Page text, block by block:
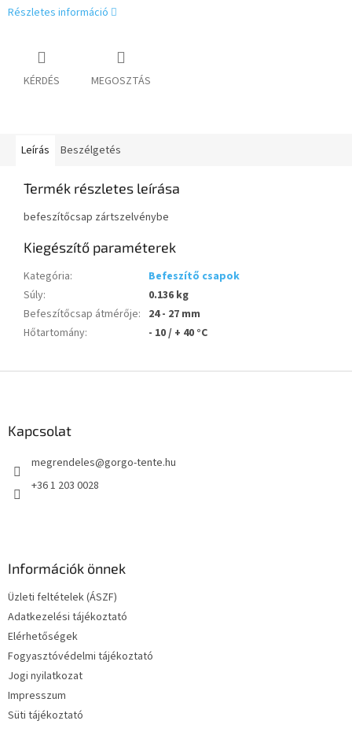
Részletes információ
KÉRDÉS MEGOSZTÁS
Leírás Beszélgetés
Termék részletes leírása
befeszítőcsap zártszelvénybe
Kiegészítő paraméterek
Kategória:
Befeszítő csapok
Súly:
0.136 kg
Befeszítőcsap átmérője: 24 - 27 mm
Hőtartomány: - 10 / + 40 °C
Kapcsolat
megrendeles@gorgo-tente.hu
+36 1 203 0028
Információk önnek
Üzleti feltételek (ÁSZF)
Adatkezelési tájékoztató
Elérhetőségek
Fogyasztóvédelmi tájékoztató
Jogi nyilatkozat
Impresszum
Süti tájékoztató